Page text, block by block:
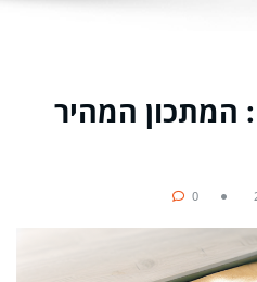
המתכון המהיר
0